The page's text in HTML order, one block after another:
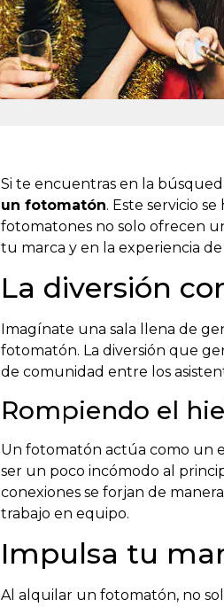
Si te encuentras en la
un fotomatón. Este servicio
fotomatones no solo ofrecen
tu marca y en la experiencia
La diversión
Imagínate una sala llena de
fotomatón. La diversión que
de comunidad entre los
Rompiendo el
Un fotomatón actúa como un
ser un poco incómodo al
conexiones se forjan de
trabajo en equipo.
Impulsa tu
Al alquilar un fotomatón, no